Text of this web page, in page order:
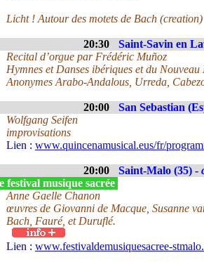
Licht ! Autour des motets de Bach (creation)
20:30 Saint-Savin en
Recital d’orgue par Frédéric Muñoz
Hymnes et Danses ibériques et du
Anonymes Arabo-Andalous, Urreda,
20:00 San Sebastian
Wolfgang Seifen
improvisations
Lien : www.quincenamusical.eus/fr/
20:00 Saint-Malo (35) -
festival musique sacrée
Anne Gaelle Chanon
œuvres de Giovanni de Macque, Susanne
Bach, Fauré, et Duruflé.
Lien : www.festivaldemusiquesacree-